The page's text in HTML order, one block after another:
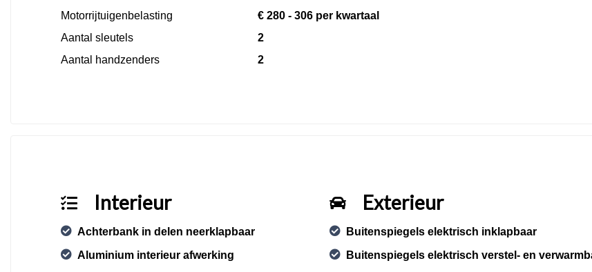
Motorrijtuigenbelasting
€ 280 - 306 per kwartaal
Aantal sleutels
2
Aantal handzenders
2
Interieur
Achterbank in delen neerklapbaar
Aluminium interieur afwerking
Exterieur
Buitenspiegels elektrisch inklapbaar
Buitenspiegels elektrisch verstel- en